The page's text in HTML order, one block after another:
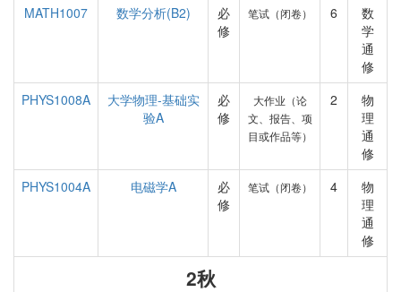
MATH1007
数学分析(B2)
必
修
笔试（闭卷） 6
数
学
通
修
PHYS1008A
大学物理-基础实
验A
必
修
大作业（论
文、报告、项
目或作品等）
2
物
理
通
修
PHYS1004A
电磁学A
必
修
笔试（闭卷） 4
物
理
通
修
2秋